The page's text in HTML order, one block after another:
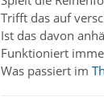
Trifft das auf
Ist das davon
Funktioniert
Was passiert im